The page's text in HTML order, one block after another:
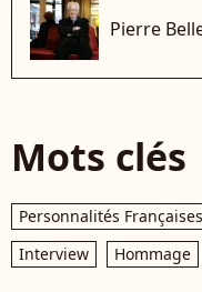
Pierre
Mots clés
Personnalités Françaises
Interview
Hommage